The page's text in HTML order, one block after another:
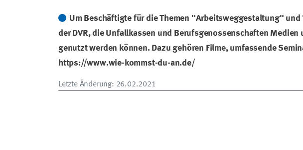
Um Beschäftigte für die Themen "Arbeitsweggestaltung"
der DVR, die Unfallkassen und Berufsgenossenschaften
genutzt werden können. Dazu gehören Filme, umfassende
https://www.wie-kommst-du-an.de/
Letzte Änderung: 26.02.2021